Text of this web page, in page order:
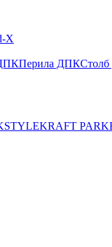
X
Перила ДПК
KRAFT